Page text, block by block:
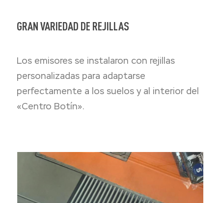
GRAN VARIEDAD DE REJILLAS
Los emisores se instalaron con rejillas
personalizadas para adaptarse
perfectamente a los suelos y al interior del
«Centro Botín».